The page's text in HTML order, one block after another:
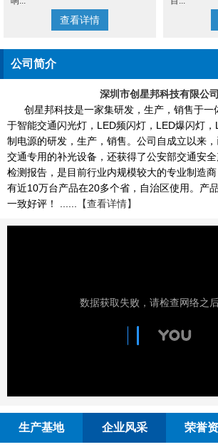
查看详情
公司简介
深圳市创星邦科技有限公司
创星邦科技是一家集研发，生产，销售于一
于智能交通闪光灯，LED频闪灯，LED爆闪灯
制电源的研发，生产，销售。公司自成立以来
交通专用的补光设备，还获得了公安部交通安
检测报告，是目前行业内规模较大的专业制造
有近10万台产品在20多个省，自治区使用。产
一致好评！ ......
【查看详情】
生产基地 企业风采 荣誉